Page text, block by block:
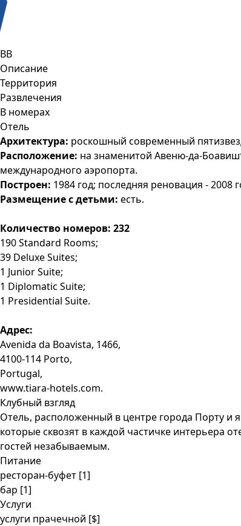
BB
Описание
Территория
Развлечения
В номерах
Отель
Архитектура: роскошный современный
Расположение: на знаменитой Авеню-да-
международного аэропорта.
Построен: 1984 год; последняя реновация - 2008
Размещение с детьми: есть.
Количество номеров: 232
190 Standard Rooms;
39 Deluxe Suites;
1 Junior Suite;
1 Diplomatic Suite;
1 Presidential Suite.
Адрес:
Avenida da Boavista, 1466,
4100-114 Porto,
Portugal,
www.tiara-hotels.com.
Клубный взгляд
Отель, расположенный в центре города Порту и
которые сквозят в каждой частичке интерьера
гостей незабываемым.
Питание
ресторан-буфет [1]
бар [1]
Услуги
услуги прачечной [$]